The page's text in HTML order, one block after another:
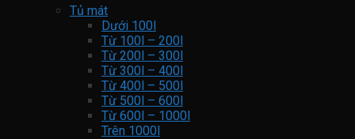
Tủ mát
Dưới 100l
Từ 100l – 200l
Từ 200l – 300l
Từ 300l – 400l
Từ 400l – 500l
Từ 500l – 600l
Từ 600l – 1000l
Trên 1000l